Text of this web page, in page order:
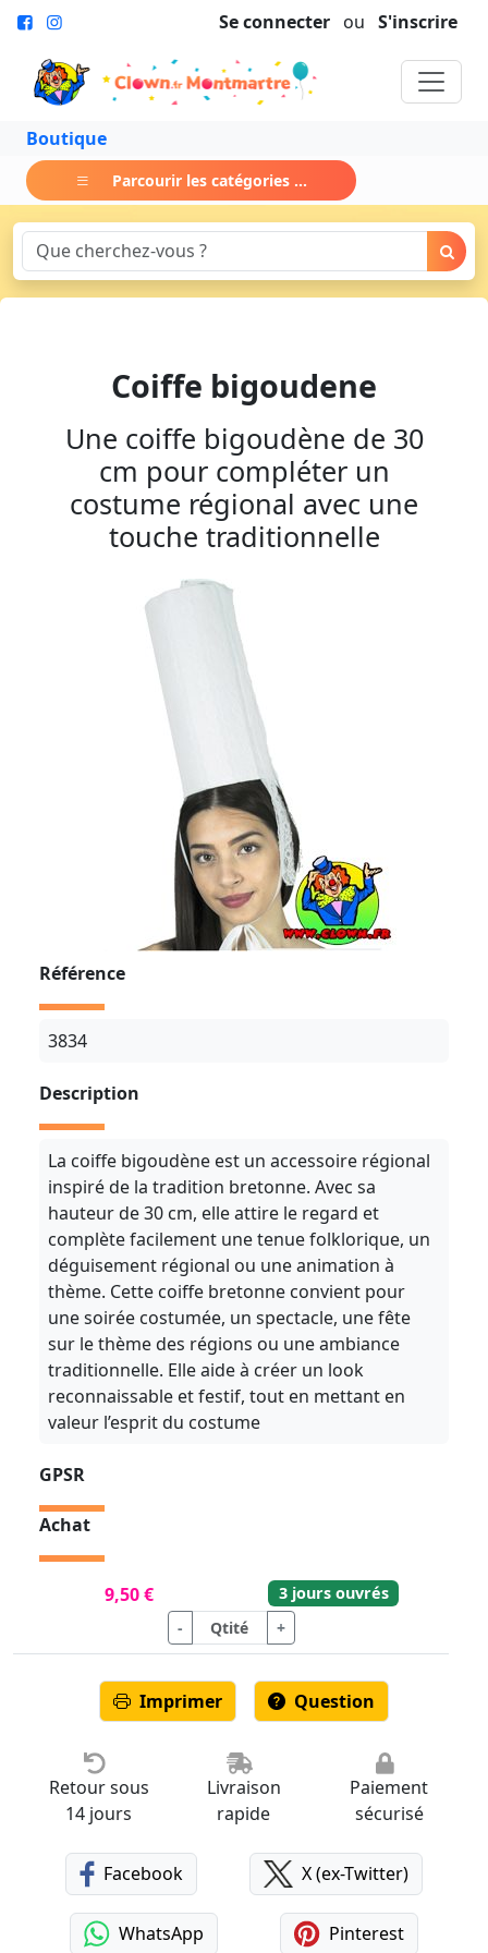
Se connecter ou S'inscrire
Boutique
Parcourir les catégories ...
Coiffe bigoudene
Une coiffe bigoudène de 30
cm pour compléter un
costume régional avec une
touche traditionnelle
Référence
3834
Description
La coiffe bigoudène est un accessoire régional
inspiré de la tradition bretonne. Avec sa
hauteur de 30 cm, elle attire le regard et
complète facilement une tenue folklorique, un
déguisement régional ou une animation à
thème. Cette coiffe bretonne convient pour
une soirée costumée, un spectacle, une fête
sur le thème des régions ou une ambiance
traditionnelle. Elle aide à créer un look
reconnaissable et festif, tout en mettant en
valeur l’esprit du costume
GPSR
Achat
9,50 €
3 jours ouvrés
-
+
Imprimer Question
Retour sous
14 jours
Livraison
rapide
Paiement
sécurisé
Facebook X (ex-Twitter)
WhatsApp Pinterest